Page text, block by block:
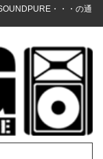
・・・の通